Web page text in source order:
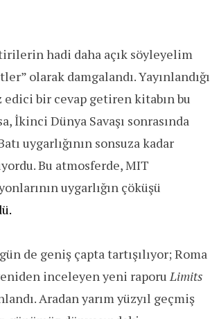
hadi daha açık söyleyelim
olarak damgalandı. Yayınlandığı
edici bir cevap getiren kitabın bu
İkinci Dünya Savaşı sonrasında
uygarlığının sonsuza kadar
Bu atmosferde, MIT
uygarlığın çöküşü
de geniş çapta tartışılıyor; Roma
inceleyen yeni raporuLimits
Aradan yarım yüzyıl geçmiş